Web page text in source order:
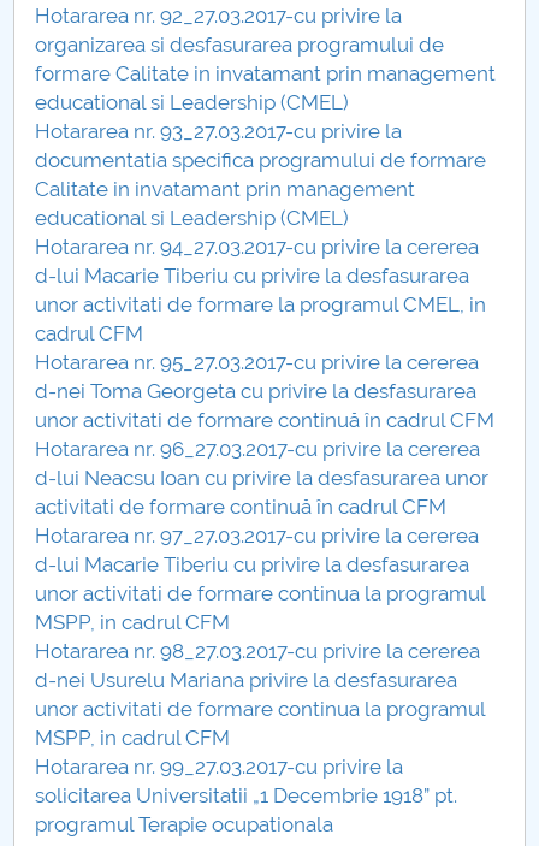
Chestionar angajabilitate ALUMNI – UPB
CAR2026
MENIU CANTINA
Hotarari Senat din 30 octombrie 2017
Hotarari Senat 13 iulie 2017
Hotărâri Senat din 6 martie 2017
Hotărâri Senat din 30 ianuarie 2017
Hotărâri Senat din 8 februarie 2017
Hotarari Senat 27 martie 2017
Hotarari Senat 24 aprilie 2017
Hotărâri Senat din 22 mai 2017
Hotărări Senat din 19 iunie 2017
Hotărâri Senat din 15 septembrie 2017
Hotărâri Senat din 27 septembrie 2017
Hotararea nr. 92_27.03.2017-cu privire la
organizarea si desfasurarea programului de
formare Calitate in invatamant prin management
educational si Leadership (CMEL)
Hotararea nr. 93_27.03.2017-cu privire la
documentatia specifica programului de formare
Calitate in invatamant prin management
educational si Leadership (CMEL)
Hotararea nr. 94_27.03.2017-cu privire la cererea
d-lui Macarie Tiberiu cu privire la desfasurarea
unor activitati de formare la programul CMEL, in
cadrul CFM
Hotararea nr. 95_27.03.2017-cu privire la cererea
d-nei Toma Georgeta cu privire la desfasurarea
unor activitati de formare continuă în cadrul CFM
Hotararea nr. 96_27.03.2017-cu privire la cererea
d-lui Neacsu Ioan cu privire la desfasurarea unor
activitati de formare continuă în cadrul CFM
Hotararea nr. 97_27.03.2017-cu privire la cererea
d-lui Macarie Tiberiu cu privire la desfasurarea
unor activitati de formare continua la programul
MSPP, in cadrul CFM
Hotararea nr. 98_27.03.2017-cu privire la cererea
d-nei Usurelu Mariana privire la desfasurarea
unor activitati de formare continua la programul
MSPP, in cadrul CFM
Hotararea nr. 99_27.03.2017-cu privire la
solicitarea Universitatii „1 Decembrie 1918” pt.
programul Terapie ocupationala